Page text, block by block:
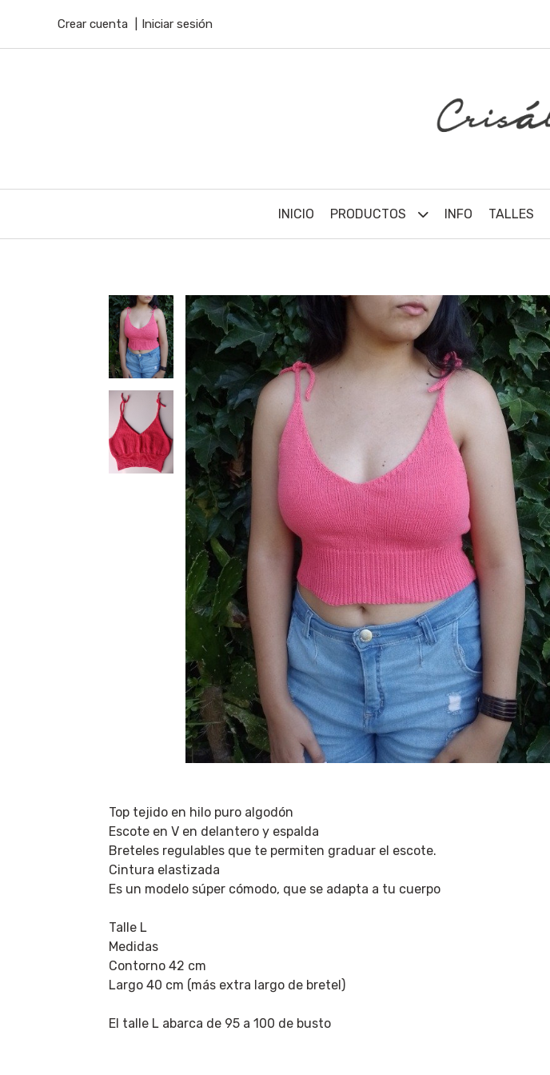
Crear cuenta Iniciar sesión
INICIO PRODUCTOS INFO TALLES
Top tejido en hilo puro algodón
Escote en V en delantero y espalda
Breteles regulables que te permiten graduar el escote.
Cintura elastizada
Es un modelo súper cómodo, que se adapta a tu cuerpo
Talle L
Medidas
Contorno 42 cm
Largo 40 cm (más extra largo de bretel)
El talle L abarca de 95 a 100 de busto